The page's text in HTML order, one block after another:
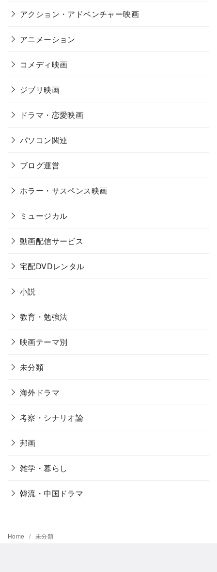
アクション・アドベンチャー映画
アニメーション
コメディ映画
ジブリ映画
ドラマ・恋愛映画
パソコン関連
ブログ運営
ホラー・サスペンス映画
ミュージカル
動画配信サービス
宅配DVDレンタル
小説
教育・勉強法
映画テーマ別
未分類
海外ドラマ
考察・シナリオ論
邦画
雑学・暮らし
韓流・中国ドラマ
Home 未分類